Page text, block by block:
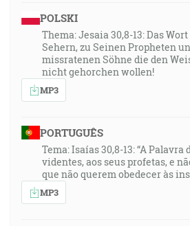
mnohých. [Mk 10:45]
31:47
Nebude tlieť ani sa nenalomí,
zemi súdu, a na jeho vyučujúci
32:04
Jako slobodní, a nie ako takí,
zásteru zlosti, ale jako sluhovia
33:01
POLSKI
Thema: Jesaia 30,8-13: Das
Sehern, zu Seinen Propheten
missratenen Söhne die den
nicht gehorchen wollen!
MP3
PORTUGUÊS
Tema: Isaías 30,8-13: “A Palavra
videntes, aos seus profetas, e
que não querem obedecer às
MP3